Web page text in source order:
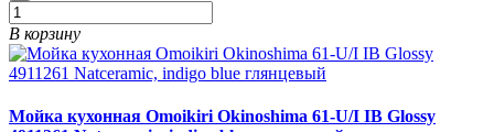
В корзину
Мойка кухонная Omoikiri Okinoshima 61-U/I IB Glossy